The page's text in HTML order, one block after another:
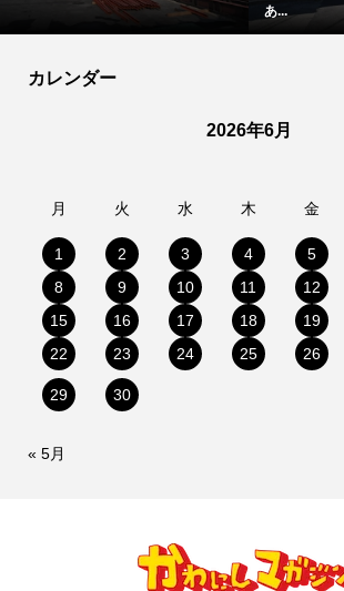
あ...
カレンダー
2026年6月
月 火 水 木 金
1 2 3 4 5
8
9 10 11 12
15
16 17 18 19
22
23 24 25 26
29 30
« 5月